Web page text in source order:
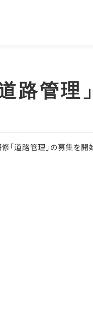
路管理
「道路管理」の募集を開